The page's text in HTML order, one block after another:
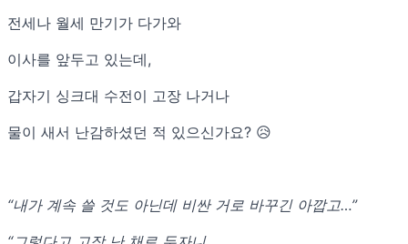
전세나 월세 만기가 다가와
이사를 앞두고 있는데,
갑자기 싱크대 수전이 고장 나거나
물이 새서 난감하셨던 적 있으신가요? 😥
“내가 계속 쓸 것도 아닌데 비싼 거로 바꾸긴 아깝고…”